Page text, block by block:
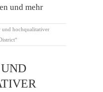
und mehr
und hochqualitativer